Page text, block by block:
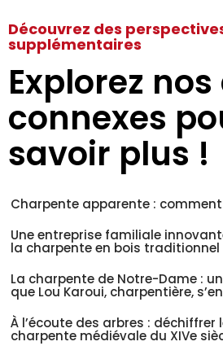
Découvrez des
supplémentaires
Explorez
connexes
savoir plus !
Charpente apparente :
Une entreprise familiale
la charpente en bois traditionnel
La charpente de Notre-Dame :
que Lou Karoui, charpentière,
À l’écoute des arbres : déchiffrer
charpente médiévale du XIVe